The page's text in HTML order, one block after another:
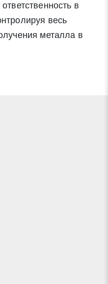
в
весь
металла в
Вы даете согласие
данных в соответствии со
от 27 июля 2006 г. N 152-ФЗ